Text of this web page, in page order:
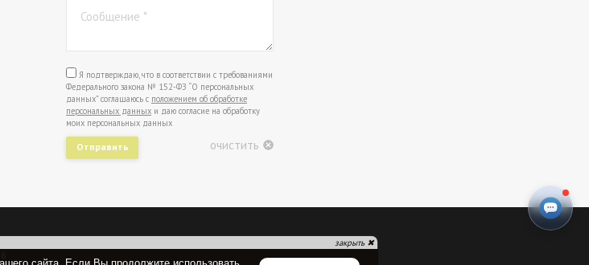
Сообщение *
Я подтверждаю, что в соответствии с требованиями
Федерального закона № 152-ФЗ “О персональных
данных” соглашаюсь с положением об обработке
персональных данных и даю согласие на обработку
моих персональных данных
Отправить очистить